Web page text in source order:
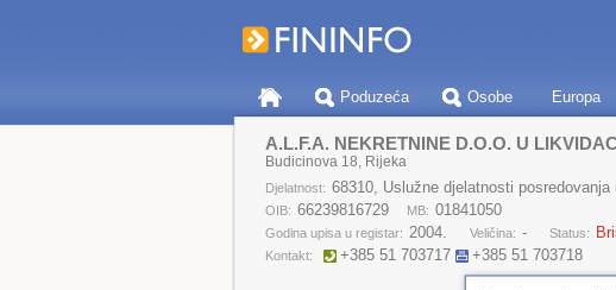
Poduzeća Osobe Europa
A.L.F.A. NEKRETNINE D.O.O. U
Budicinova 18, Rijeka
Djelatnost: 68310, Uslužne djelatnosti
OIB: 66239816729 MB: 01841050
Godina upisa u registar: 2004. Veličina: - Status:
Kontakt: +385 51 703717 +385 51 703718